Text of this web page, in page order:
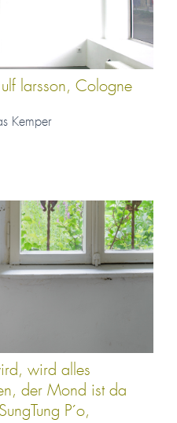
larsson, Cologne
Kemper
wird alles
der Mond ist da
P´o,